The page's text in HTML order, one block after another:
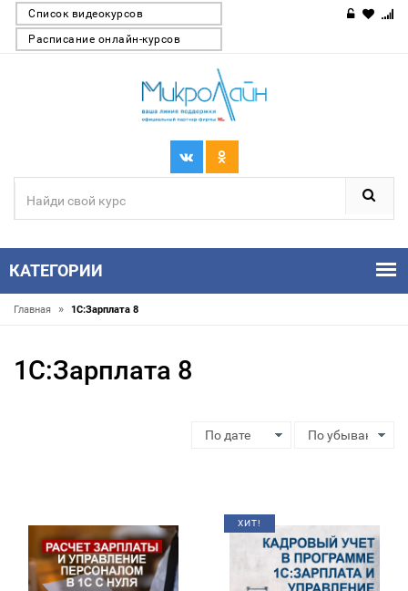
Список видеокурсов
Расписание онлайн-курсов
КАТЕГОРИИ
Главная » 1С:Зарплата 8
1С:Зарплата 8
ХИТ!